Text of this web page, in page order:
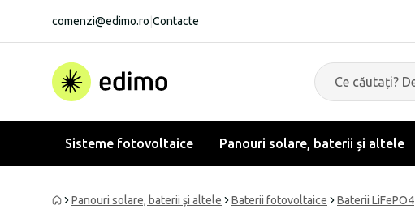
comenzi@edimo.ro Contacte
Sisteme fotovoltaice Panouri solare, baterii și altele
Panouri solare, baterii și altele Baterii fotovoltaice Baterii LiFePO4